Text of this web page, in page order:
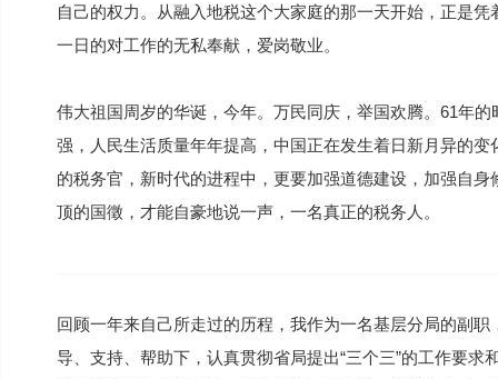
自己的权力。从融入地税这个大家庭的那一天开始，正是
一日的对工作的无私奉献，爱岗敬业。
伟大祖国周岁的华诞，今年。万民同庆，举国欢腾。61年
强，人民生活质量年年提高，中国正在发生着日新月异的
的税务官，新时代的进程中，更要加强道德建设，加强自
顶的国徵，才能自豪地说一声，一名真正的税务人。
回顾一年来自己所走过的历程，我作为一名基层分局的副
导、支持、帮助下，认真贯彻省局提出“三个三”的工作要